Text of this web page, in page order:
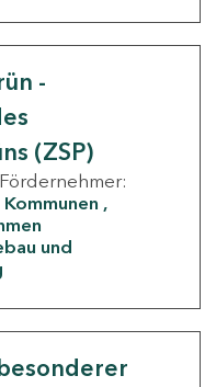
-
(ZSP)
Fördernehmer:
Kommunen
und